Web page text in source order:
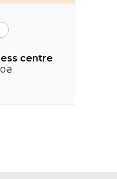
centre